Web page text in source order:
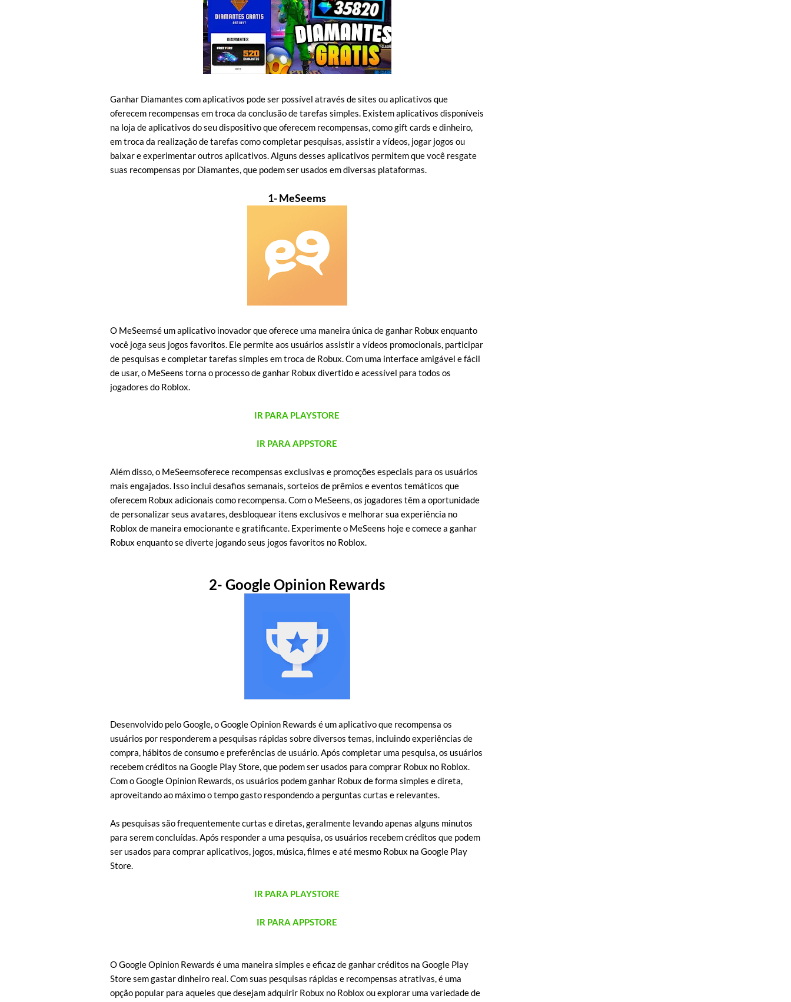
Ganhar Diamantes com aplicativos pode ser possível através de sites ou aplicativos que
oferecem recompensas em troca da conclusão de tarefas simples. Existem aplicativos disponíveis
na loja de aplicativos do seu dispositivo que oferecem recompensas, como gift cards e dinheiro,
em troca da realização de tarefas como completar pesquisas, assistir a vídeos, jogar jogos ou
baixar e experimentar outros aplicativos. Alguns desses aplicativos permitem que você resgate
suas recompensas por Diamantes, que podem ser usados em diversas plataformas.
1- MeSeems
O MeSeemsé um aplicativo inovador que oferece uma maneira única de ganhar Robux enquanto
você joga seus jogos favoritos. Ele permite aos usuários assistir a vídeos promocionais, participar
de pesquisas e completar tarefas simples em troca de Robux. Com uma interface amigável e fácil
de usar, o MeSeens torna o processo de ganhar Robux divertido e acessível para todos os
jogadores do Roblox.
IR PARA PLAYSTORE
IR PARA APPSTORE
Além disso, o MeSeemsoferece recompensas exclusivas e promoções especiais para os usuários
mais engajados. Isso inclui desafios semanais, sorteios de prêmios e eventos temáticos que
oferecem Robux adicionais como recompensa. Com o MeSeens, os jogadores têm a oportunidade
de personalizar seus avatares, desbloquear itens exclusivos e melhorar sua experiência no
Roblox de maneira emocionante e gratificante. Experimente o MeSeens hoje e comece a ganhar
Robux enquanto se diverte jogando seus jogos favoritos no Roblox.
2- Google Opinion Rewards
Desenvolvido pelo Google, o Google Opinion Rewards é um aplicativo que recompensa os
usuários por responderem a pesquisas rápidas sobre diversos temas, incluindo experiências de
compra, hábitos de consumo e preferências de usuário. Após completar uma pesquisa, os usuários
recebem créditos na Google Play Store, que podem ser usados para comprar Robux no Roblox.
Com o Google Opinion Rewards, os usuários podem ganhar Robux de forma simples e direta,
aproveitando ao máximo o tempo gasto respondendo a perguntas curtas e relevantes.
As pesquisas são frequentemente curtas e diretas, geralmente levando apenas alguns minutos
para serem concluídas. Após responder a uma pesquisa, os usuários recebem créditos que podem
ser usados para comprar aplicativos, jogos, música, filmes e até mesmo Robux na Google Play
Store.
IR PARA PLAYSTORE
IR PARA APPSTORE
O Google Opinion Rewards é uma maneira simples e eficaz de ganhar créditos na Google Play
Store sem gastar dinheiro real. Com suas pesquisas rápidas e recompensas atrativas, é uma
opção popular para aqueles que desejam adquirir Robux no Roblox ou explorar uma variedade de